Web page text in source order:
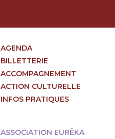
AGENDA
BILLETTERIE
ACCOMPAGNEMENT
ACTION CULTURELLE
INFOS PRATIQUES
ASSOCIATION EURÊKA